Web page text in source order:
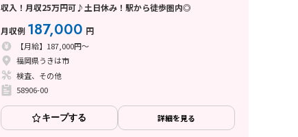
収入！月収25万円可♪土日休み！駅から徒歩圏内◎
月収例 187,000 円
【月給】187,000円～
福岡県うきは市
検査、その他
58906-00
キープする 詳細を見る